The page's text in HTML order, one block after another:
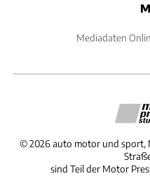
Mediadaten
©2026 auto motor und sport,
sind Teil der Motor